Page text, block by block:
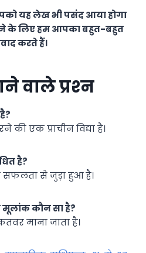
यह लेख भी पसंद आया होगा
के लिए हम आपका बहुत-बहुत
करते हैं।
वाले प्रश्‍न
की एक प्राचीन विद्या है।
है?
से जुड़ा हुआ है।
मूलांक कौन सा है?
माना जाता है।